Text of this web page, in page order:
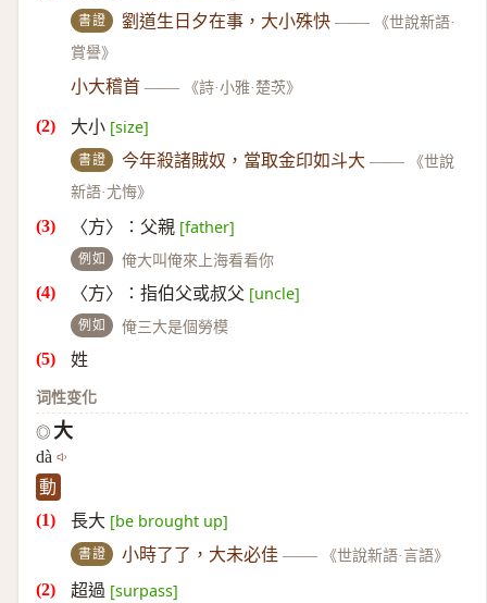
書證 劉道生日夕在事，大小殊快 ——
《世說新語·
賞譽》
小大稽首 —— 《詩·小雅·楚茨》
大小 [size]
書證 今年殺諸賊奴，當取金印如斗大 ——
《世說
新語·尤悔》
〈方〉∶父親 [father]
例如 俺大叫俺來上海看看你
〈方〉∶指伯父或叔父 [uncle]
例如 俺三大是個勞模
姓
词性变化
◎ 大
dà
動
長大 [be brought up]
書證 小時了了，大未必佳 —— 《世說新語·言語》
超過 [surpass]